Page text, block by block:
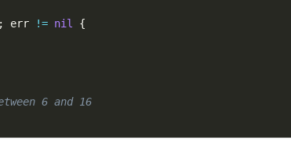
; err != nil
{
6 and 16